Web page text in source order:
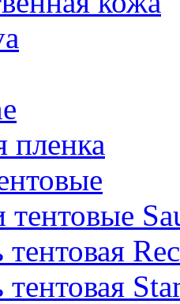
пленка
тентовые
тентовая
тентовая